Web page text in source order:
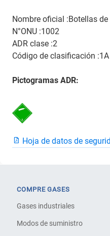
Nombre oficial :Botellas
N°ONU :1002
ADR clase :2
Código de clasificación :1A
Pictogramas ADR:
Hoja de datos de
COMPRE GASES
Gases industriales
Modos de suministro